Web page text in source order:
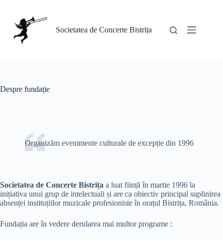
conținut
Societatea de Concerte Bistrița
Despre fundație
Organizăm evenimente culturale de excepție din 1996
Societatea de Concerte Bistrița a luat ființă în martie 1996 la
inițiativa unui grup de intelectuali și are ca obiectiv principal suplinirea
absenței instituțiilor muzicale profesioniste în orațul Bistrița, România.
Fundația are în vedere derularea mai multor programe :